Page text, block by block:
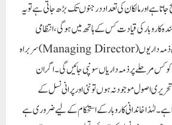
جاتا ہے اور مالکان کی تعداد درجنوں تک بڑھ جاتی ہے تو یہ
کاروبار کی قیادت کس کے ہاتھ میں ہوگی، انتظامی
سربراہ (Managing Director) کون ہوگا، بزرگ کب انتظامی ذمہ داریوں
مرحلے پر ذمہ داریاں سونپی جائیں گی۔ اگر ان
اصول موجود نہ ہوں تو نئی اور پرانی نسل کے
لہٰذا خاندانی کاروبار کے استحکام کے لیے ضروری ہے